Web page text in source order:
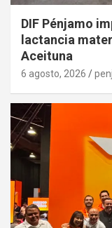
DIF Pénjamo
lactancia
Aceituna
6 agosto, 2026